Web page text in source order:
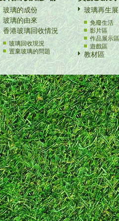
玻璃的成份
玻璃的由來
香港玻璃回收情況
玻璃回收現況
置棄玻璃的問題
玻璃再生
免廢生活
影片區
作品展示區
遊戲區
教材區